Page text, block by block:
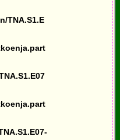
TNA.S1.E